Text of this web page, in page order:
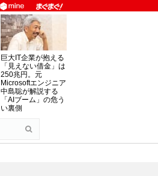
巨大IT企業が抱える
「見えない借金」は
250兆円。元
Microsoftエンジニア
中島聡が解説する
「AIブーム」の危う
い裏側